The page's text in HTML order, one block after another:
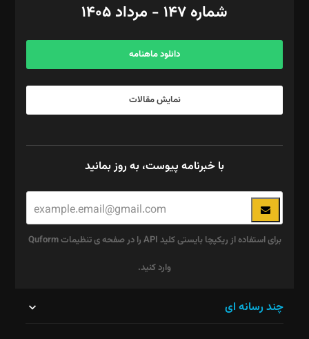
آگهی و مشترکین: ۰۹۱۹۹۹۹۰۴۵۴
شماره ۱۴۷ - مرداد ۱۴۰۵
دانلود ماهنامه
نمایش مقالات
با خبرنامه پیوست، به روز بمانید
برای استفاده از ریکپچا بایستی کلید API را در صفحه ی تنظیمات Quform
وارد کنید.
چند رسانه ای